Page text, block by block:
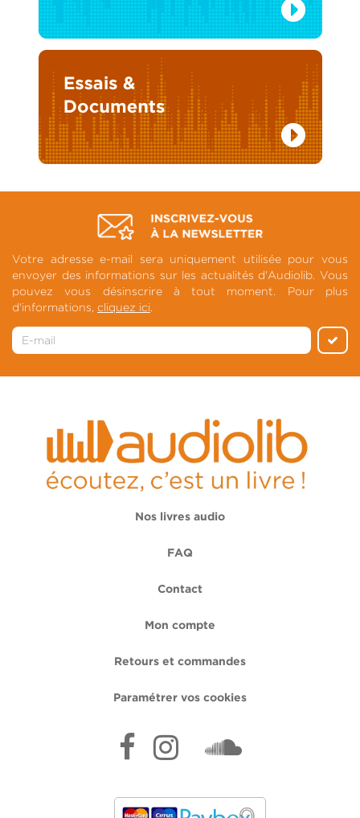
Votre adresse e-mail sera uniquement utilisée pour vous
envoyer des informations sur les actualités d'Audiolib. Vous
pouvez vous désinscrire à tout moment. Pour plus
d'informations, cliquez ici.
Nos livres audio
FAQ
Contact
Mon compte
Retours et commandes
Paramétrer vos cookies